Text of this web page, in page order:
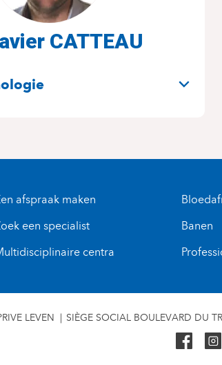
CATTEAU
afspraak maken
een specialist
centra
Banen
LEVEN SIÈGE SOCIAL BOULEVARD DU